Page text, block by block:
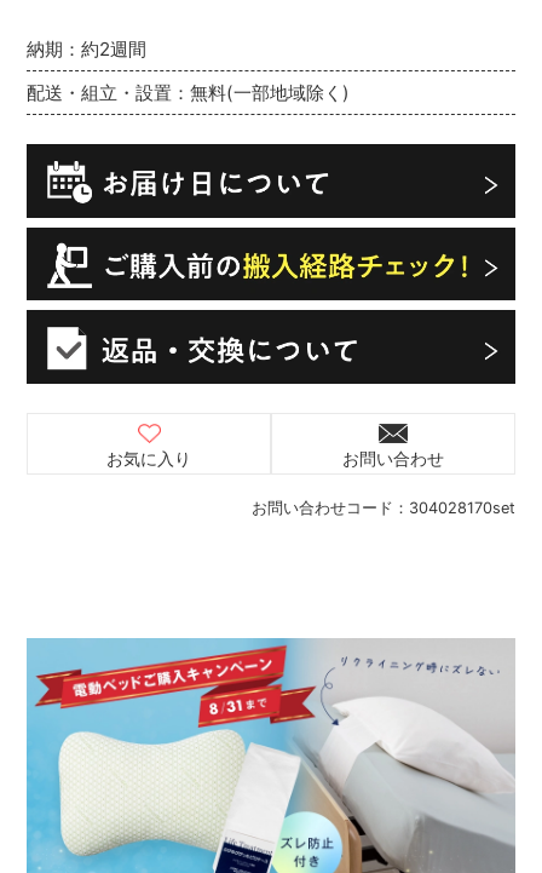
お問い合わせコード： 304028170set
納期：約2週間
配送・組立・設置：無料(一部地域除く)
お気に入り お問い合わせ